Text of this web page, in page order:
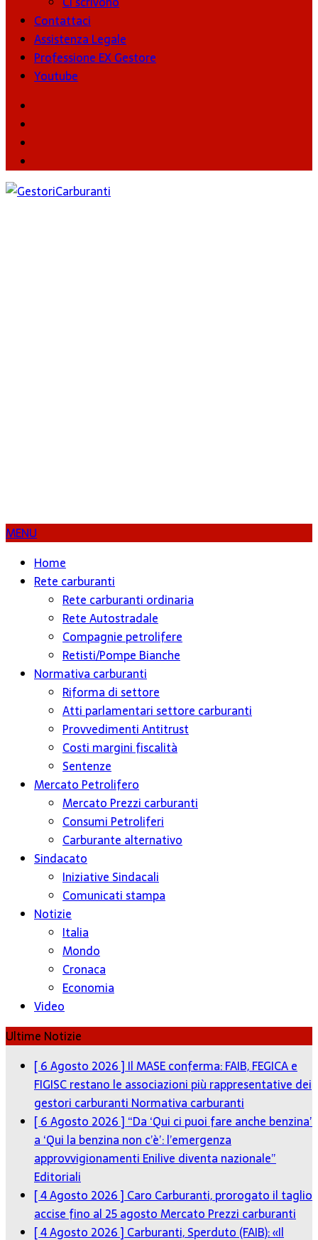
Contattaci
Assistenza Legale
Professione EX Gestore
Youtube
MENU
Home
Rete carburanti
Rete carburanti ordinaria
Rete Autostradale
Compagnie petrolifere
Retisti/Pompe Bianche
Normativa carburanti
Riforma di settore
Atti parlamentari settore carburanti
Provvedimenti Antitrust
Costi margini fiscalità
Sentenze
Mercato Petrolifero
Mercato Prezzi carburanti
Consumi Petroliferi
Carburante alternativo
Sindacato
Iniziative Sindacali
Comunicati stampa
Notizie
Italia
Mondo
Cronaca
Economia
Video
Ultime Notizie
[ 6 Agosto 2026 ]Il MASE conferma: FAIB, FEGICA e
FIGISC restano le associazioni più rappresentative dei
gestori carburantiNormativa carburanti
[ 6 Agosto 2026 ] “Da ‘Qui ci puoi fare anche benzina’
a ‘Qui la benzina non c’è’: l’emergenza
approvvigionamenti Enilive diventa nazionale”
Editoriali
[ 4 Agosto 2026 ] Caro Carburanti, prorogato il taglio
accise fino al 25 agosto Mercato Prezzi carburanti
[ 4 Agosto 2026 ] Carburanti, Sperduto (FAIB): «Il